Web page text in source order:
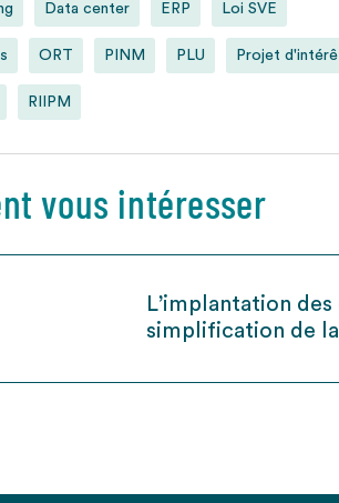
Data center ERP Loi SVE
ORT PINM PLU Projet
RIIPM
vous intéresser
L’implantation
simplification de